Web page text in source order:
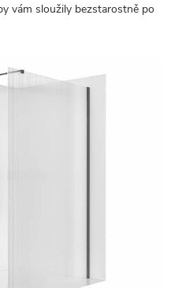
vám sloužily bezstarostně po